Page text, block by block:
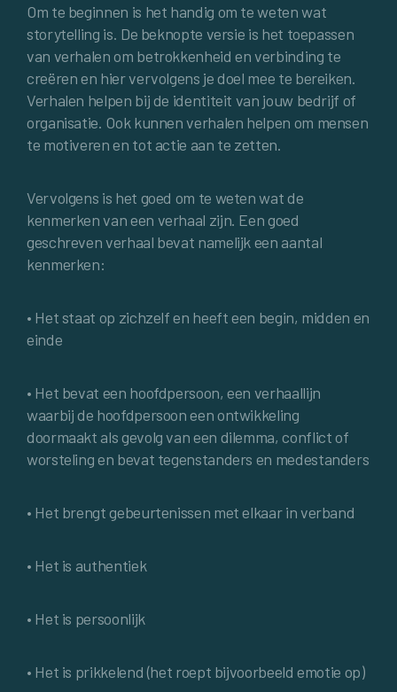
Om te beginnen is het handig om te weten wat
storytelling is. De beknopte versie is het toepassen
van verhalen om betrokkenheid en verbinding te
creëren en hier vervolgens je doel mee te bereiken.
Verhalen helpen bij de identiteit van jouw bedrijf of
organisatie. Ook kunnen verhalen helpen om mensen
te motiveren en tot actie aan te zetten.
Vervolgens is het goed om te weten wat de
kenmerken van een verhaal zijn. Een goed
geschreven verhaal bevat namelijk een aantal
kenmerken:
• Het staat op zichzelf en heeft een begin, midden en
einde
• Het bevat een hoofdpersoon, een verhaallijn
waarbij de hoofdpersoon een ontwikkeling
doormaakt als gevolg van een dilemma, conflict of
worsteling en bevat tegenstanders en medestanders
• Het brengt gebeurtenissen met elkaar in verband
• Het is authentiek
• Het is persoonlijk
• Het is prikkelend (het roept bijvoorbeeld emotie op)